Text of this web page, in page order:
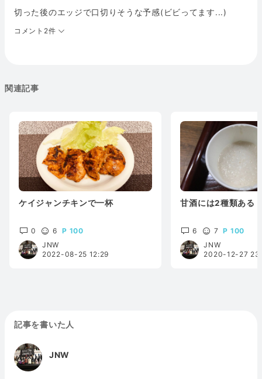
切った後のエッジで口切りそうな予感(ビビってます...)
コメント2件
関連記事
ケイジャンチキンで一杯
0 6
100
JNW
2022-08-25 12:29
甘酒には2種類ある
6 7
100
JNW
2020-12-27
記事を書いた人
JNW